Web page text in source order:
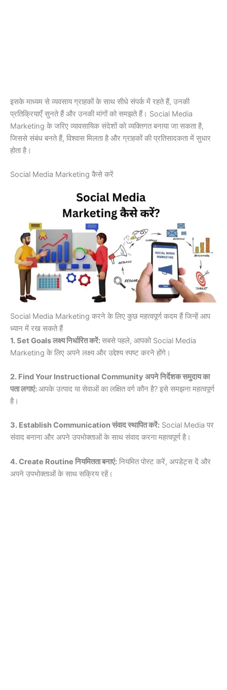
इसके माध्यम से व्यवसाय ग्राहकों के साथ सीधे संपर्क में रहते हैं, उनकी
प्रतिक्रियाएँ सुनते हैं और उनकी मांगों को समझते हैं। Social Media
Marketing के जरिए व्यावसायिक संदेशों को व्यक्तिगत बनाया जा सकता है,
जिससे संबंध बनते हैं, विश्वास मिलता है और ग्राहकों की प्रतिसादकता में सुधार
होता है।
Social Media Marketing कैसे करें
Social Media Marketing करने के लिए कुछ महत्वपूर्ण कदम हैं जिन्हें आप
ध्यान में रख सकते हैं
1. Set Goals लक्ष्य निर्धारित करें:सबसे पहले, आपको Social Media
Marketing के लिए अपने लक्ष्य और उद्देश्य स्पष्ट करने होंगे।
2. Find Your Instructional Community अपने निर्देशक समुदाय का
पता लगाएं:आपके उत्पाद या सेवाओं का लक्षित वर्ग कौन है? इसे समझना महत्वपूर्ण
है।
3. Establish Communication संवाद स्थापित करें: Social Media पर
संवाद बनाना और अपने उपभोक्ताओं के साथ संवाद करना महत्वपूर्ण है।
4. Create Routine नियमितता बनाएं: नियमित पोस्ट करें, अपडेट्स दें और
अपने उपभोक्ताओं के साथ सक्रिय रहें।